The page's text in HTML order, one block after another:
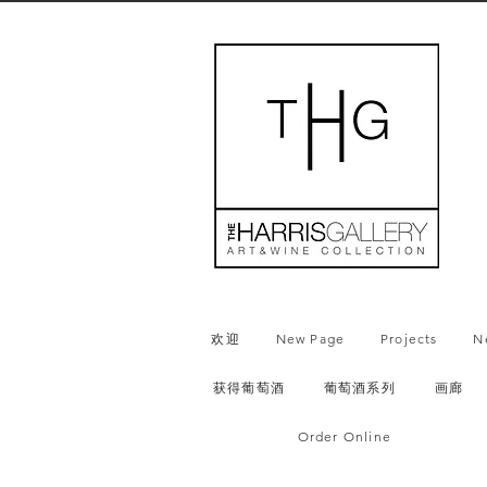
欢迎 New Page Projects
获得葡萄酒 葡萄酒系列 画廊
Order Online